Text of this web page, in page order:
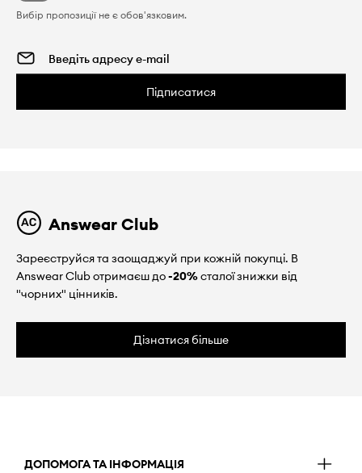
Вибір пропозиції не є обов'язковим.
Підписатися
Answear Club
Зареєструйся та заощаджуй при кожній покупці. В
Answear Club отримаєш до-20%сталої знижки від
"чорних" цінників.
Дізнатися більше
ДОПОМОГА ТА ІНФОРМАЦІЯ